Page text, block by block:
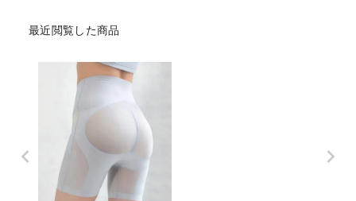
最近閲覧した商品